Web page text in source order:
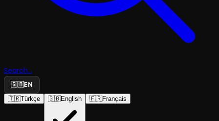
Search...
🇬🇧EN
🇹🇷Türkçe 🇬🇧English 🇫🇷Français